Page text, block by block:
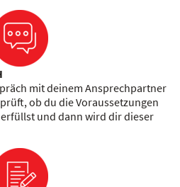
mit deinem Ansprechpartner
ob du die Voraussetzungen
und dann wird dir dieser